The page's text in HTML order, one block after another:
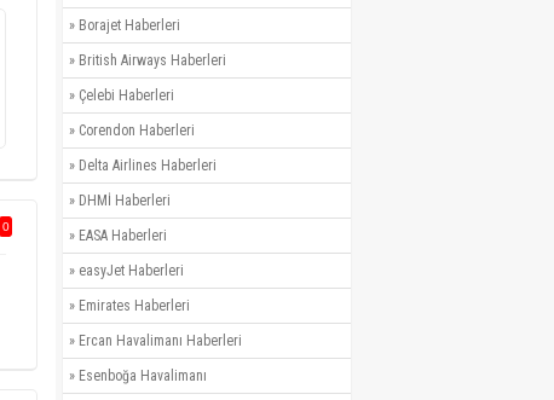
0
» Borajet Haberleri
» British Airways Haberleri
» Çelebi Haberleri
» Corendon Haberleri
» Delta Airlines Haberleri
» DHMİ Haberleri
» EASA Haberleri
» easyJet Haberleri
» Emirates Haberleri
» Ercan Havalimanı Haberleri
» Esenboğa Havalimanı